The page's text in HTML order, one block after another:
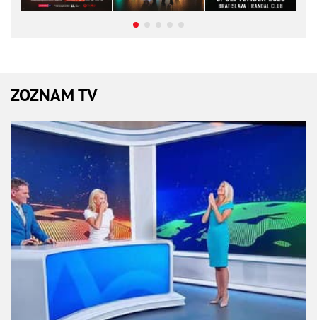
ZOZNAM TV